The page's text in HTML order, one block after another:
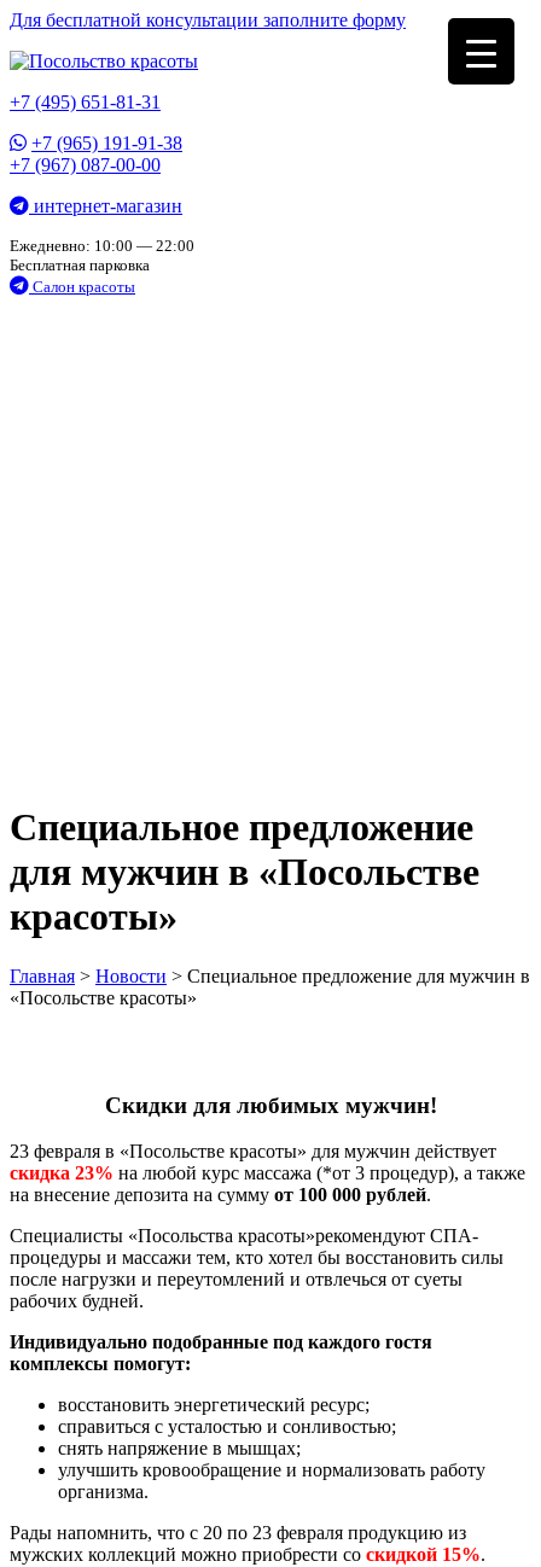
Для бесплатной консультации заполните форму
+7 (495) 651-81-31
+7 (965) 191-91-38
+7 (967) 087-00-00
интернет-магазин
Ежедневно: 10:00 — 22:00
Бесплатная парковка
Салон красоты
Специальное предложение
для мужчин в «Посольстве
красоты»
Главная > Новости > Специальное предложение для мужчин в
«Посольстве красоты»
Скидки для любимых мужчин!
23 февраля в «Посольстве красоты» для мужчин действует
скидка 23% на любой курс массажа (*от 3 процедур), а также
на внесение депозита на сумму от 100 000 рублей.
Специалисты «Посольства красоты»рекомендуют СПА-
процедуры и массажи тем, кто хотел бы восстановить силы
после нагрузки и переутомлений и отвлечься от суеты
рабочих будней.
Индивидуально подобранные под каждого гостя
комплексы помогут:
восстановить энергетический ресурс;
справиться с усталостью и сонливостью;
снять напряжение в мышцах;
улучшить кровообращение и нормализовать работу
организма.
Рады напомнить, что с 20 по 23 февраля продукцию из
мужских коллекций можно приобрести со скидкой 15%.